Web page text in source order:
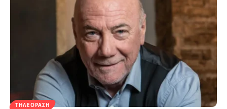
ΤΗΛΕΌΡΑΣΗ